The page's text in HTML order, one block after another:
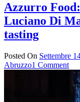
Azzurro
Luciano Di
tasting
Posted On Settembre
Abruzzo1 Comment